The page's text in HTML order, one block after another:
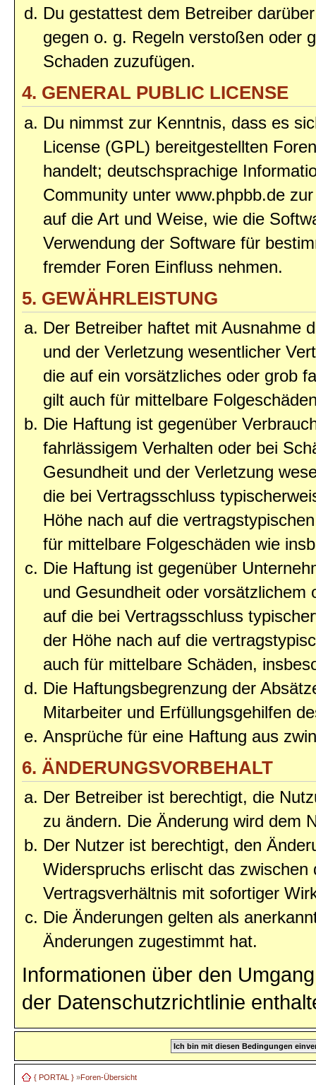
Du gestattest dem Betreiber
gegen o. g. Regeln verstoßen oder
Schaden zuzufügen.
4. GENERAL PUBLIC LICENSE
Du nimmst zur Kenntnis, dass es
License (GPL) bereitgestellten
handelt; deutschsprachige
Community unter www.phpbb.de
auf die Art und Weise, wie die
Verwendung der Software für
fremder Foren Einfluss nehmen.
5. GEWÄHRLEISTUNG
Der Betreiber haftet mit Ausnahme
und der Verletzung wesentlicher
die auf ein vorsätzliches oder grob
gilt auch für mittelbare
Die Haftung ist gegenüber
fahrlässigem Verhalten oder bei
Gesundheit und der Verletzung
die bei Vertragsschluss
Höhe nach auf die
für mittelbare Folgeschäden wie
Die Haftung ist gegenüber
und Gesundheit oder
auf die bei Vertragsschluss
der Höhe nach auf die
auch für mittelbare Schäden,
Die Haftungsbegrenzung der
Mitarbeiter und Erfüllungsgehilfen
Ansprüche für eine Haftung aus
6. ÄNDERUNGSVORBEHALT
Der Betreiber ist berechtigt, die
zu ändern. Die Änderung wird dem
Der Nutzer ist berechtigt, den
Widerspruchs erlischt das
Vertragsverhältnis mit sofortiger
Die Änderungen gelten als
Änderungen zugestimmt hat.
Informationen über den
der Datenschutzrichtlinie
{ PORTAL } »Foren-Übersicht